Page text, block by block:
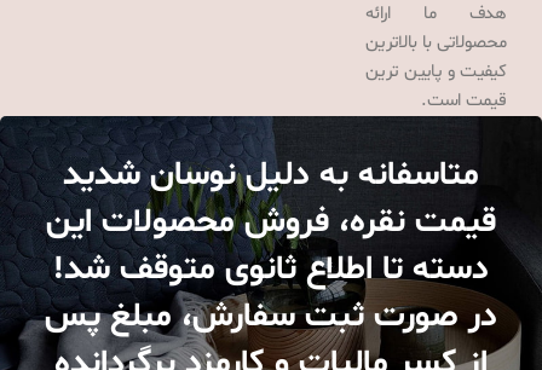
هدف ما ارائه
محصولاتی با بالاترین
کیفیت و پایین ترین
قیمت است.
متاسفانه به دلیل نوسان شدید
قیمت نقره، فروش محصولات این
دسته تا اطلاع ثانوی متوقف شد!
در صورت ثبت سفارش، مبلغ پس